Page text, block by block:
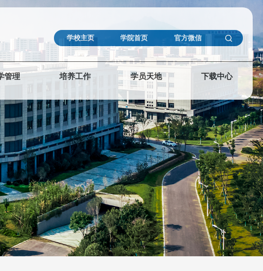
学校主页 学院首页 官方微信
管理 培养工作 学员天地 下载中心